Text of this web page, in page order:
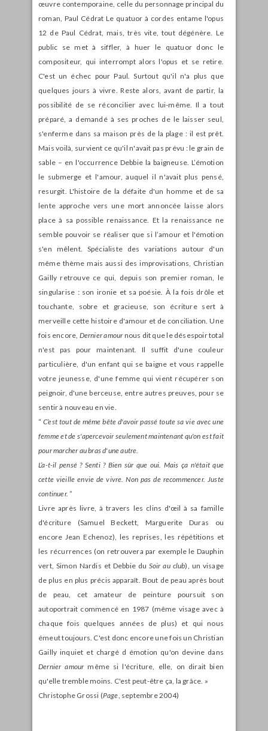
œuvre contemporaine, celle du personnage principal du
roman, Paul Cédrat Le quatuor à cordes entame l'opus
12 de Paul Cédrat, mais, très vite, tout dégénère. Le
public se met à siffler, à huer le quatuor donc le
compositeur, qui interrompt alors l'opus et se retire.
C'est un échec pour Paul. Surtout qu'il n'a plus que
quelques jours à vivre. Reste alors, avant de partir, la
possibilité de se réconcilier avec lui-même. Il a tout
préparé, a demandé à ses proches de le laisser seul,
s'enferme dans sa maison près de la plage : il est prêt.
Mais voilà, survient ce qu'il n'avait pas prévu : le grain de
sable – en l'occurrence Debbie la baigneuse. L’émotion
le submerge et l'amour, auquel il n'avait plus pensé,
resurgit. L'histoire de la défaite d'un homme et de sa
lente approche vers une mort annoncée laisse alors
place à sa possible renaissance. Et la renaissance ne
semble pouvoir se réaliser que si l’amour et l'émotion
s'en mêlent. Spécialiste des variations autour d'un
même thème mais aussi des improvisations, Christian
Gailly retrouve ce qui, depuis son premier roman, le
singularise : son ironie et sa poésie. À la fois drôle et
touchante, sobre et gracieuse, son écriture sert à
merveille cette histoire d'amour et de conciliation. Une
fois encore, Dernier amournous dit que le désespoir total
n'est pas pour maintenant. Il suffit d'une couleur
particulière, d'un enfant qui se baigne et vous rappelle
votre jeunesse, d'une femme qui vient récupérer son
peignoir, d'une berceuse, entre autres preuves, pour se
sentir à nouveau en vie.
“C’est tout de même bête d'avoir passé toute sa vie avec une
femme et de s'apercevoir seulement maintenant qu'on est fait
pour marcher au bras d'une autre.
L’a-t-il pensé ? Senti ? Bien sûr que oui. Mais ça n'était que
cette vieille envie de vivre. Non pas de recommencer. Juste
continuer. ”
Livre après livre, à travers les clins d'œil à sa famille
d'écriture (Samuel Beckett, Marguerite Duras ou
encore Jean Echenoz), les reprises, les répétitions et
les récurrences (on retrouvera par exemple le Dauphin
vert, Simon Nardis et Debbie du Soir au club), un visage
de plus en plus précis apparaît. Bout de peau après bout
de peau, cet amateur de peinture poursuit son
autoportrait commencé en 1987 (même visage avec à
chaque fois quelques années de plus) et qui nous
émeut toujours. C'est donc encore une fois un Christian
Gailly inquiet et chargé d émotion qu'on devine dans
Dernier amourmême si l'écriture, elle, on dirait bien
qu'elle tremble moins. C'est peut-être ça, la grâce. »
Christophe Grossi (Page, septembre 2004)